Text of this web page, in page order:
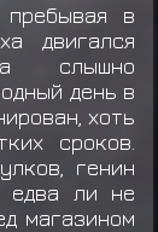
в
двигался
слышно
день в
хоть
сроков.
генин
едва ли не
магазином